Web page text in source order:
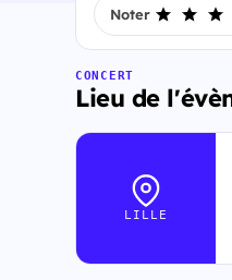
Noter
CONCERT
Lieu de
LILLE